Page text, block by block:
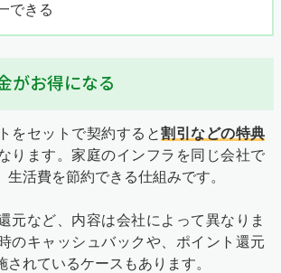
できる
がお得になる
をセットで契約すると割引などの特典
ります。家庭のインフラを同じ会社で
生活費を節約できる仕組みです。
元など、内容は会社によって異なりま
のキャッシュバックや、ポイント還元
されているケースもあります。